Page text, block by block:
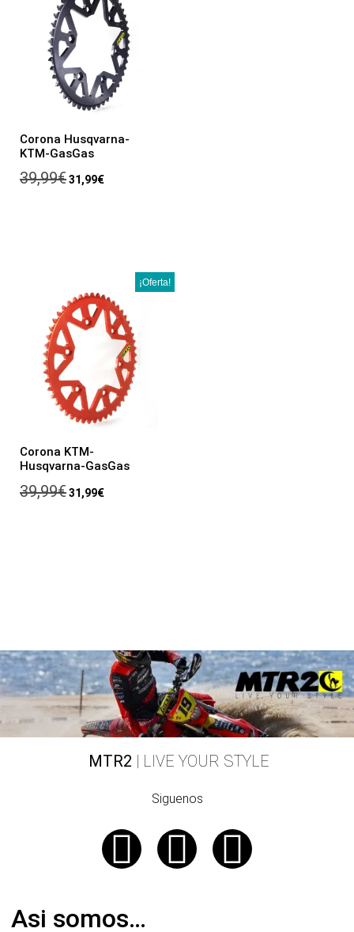
Corona Husqvarna-
KTM-GasGas
39,99€31,99€
¡Oferta!
Corona KTM-
Husqvarna-GasGas
39,99€31,99€
MTR2 | LIVE YOUR STYLE
Siguenos
Asi somos…